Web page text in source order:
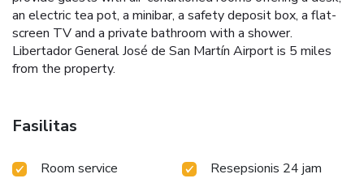
an electric tea pot, a minibar, a safety deposit box, a flat-
screen TV and a private bathroom with a shower.
Libertador General José de San Martín Airport is 5 miles
from the property.
Fasilitas
Room service
Resepsionis 24 jam